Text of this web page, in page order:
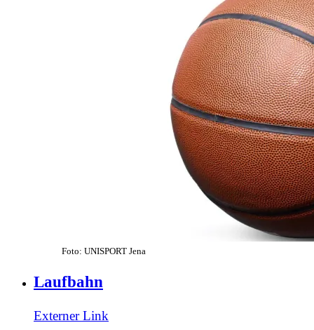
Foto: UNISPORT Jena
Laufbahn
Externer Link